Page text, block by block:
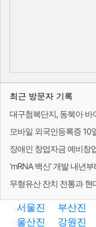
최근 방문자 기록
대구첨복단지, 동북아 바
모바일 외국인등록증 10
장애인 창업자금 예비창
‘mRNA 백신’ 개발 내년
무형유산 잔치 전통과 현
서울진 부산진
울산진
강원진